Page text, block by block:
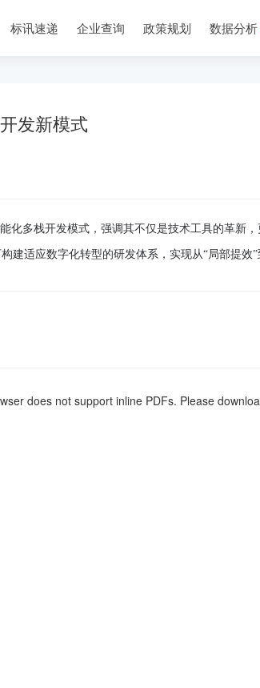
标讯速递 企业查询 政策规划 数据分析
发新模式
化多栈开发模式，强调其不仅是技术工具的革新
建适应数字化转型的研发体系，实现从“局部提效
does not support inline PDFs. Please